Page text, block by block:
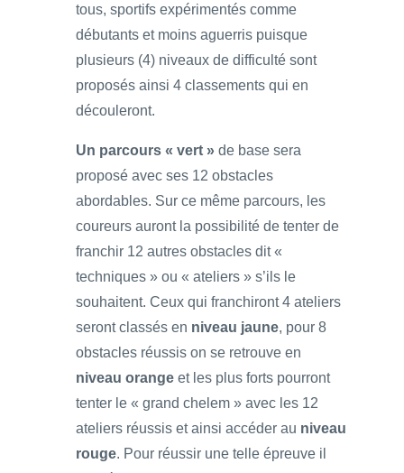
tous, sportifs expérimentés comme
débutants et moins aguerris puisque
plusieurs (4) niveaux de difficulté sont
proposés ainsi 4 classements qui en
découleront.
Un parcours « vert » de base sera
proposé avec ses 12 obstacles
abordables. Sur ce même parcours, les
coureurs auront la possibilité de tenter de
franchir 12 autres obstacles dit «
techniques » ou « ateliers » s’ils le
souhaitent. Ceux qui franchiront 4 ateliers
seront classés en niveau jaune, pour 8
obstacles réussis on se retrouve en
niveau orange et les plus forts pourront
tenter le « grand chelem » avec les 12
ateliers réussis et ainsi accéder au niveau
rouge. Pour réussir une telle épreuve il